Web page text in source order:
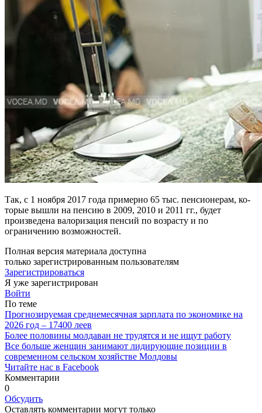
Так, с 1 ноября 2017 года при­мерно 65 тыс. пенсионерам, ко­
торые вышли на пенсию в 2009, 2010 и 2011 гг., будет
произведе­на валоризация пенсий по воз­расту и по
ограничению возмож­ностей.
Полная версия материала доступна
только зарегистрированным пользователям
Зарегистрироваться
Я уже зарегистрирован
Войти
По теме
Прогнозируемая среднемесячная зарплата по экономике на
2026 год ‒ 17400 леев
Более половины молдаван не трудятся и не ищут работу
Все больше женщин занимают лидирующие позиции в
современном сельском хозяйстве Молдовы
Читайте нас в Facebook
Комментарии
0
Обсудить
Оставлять комментарии могут только